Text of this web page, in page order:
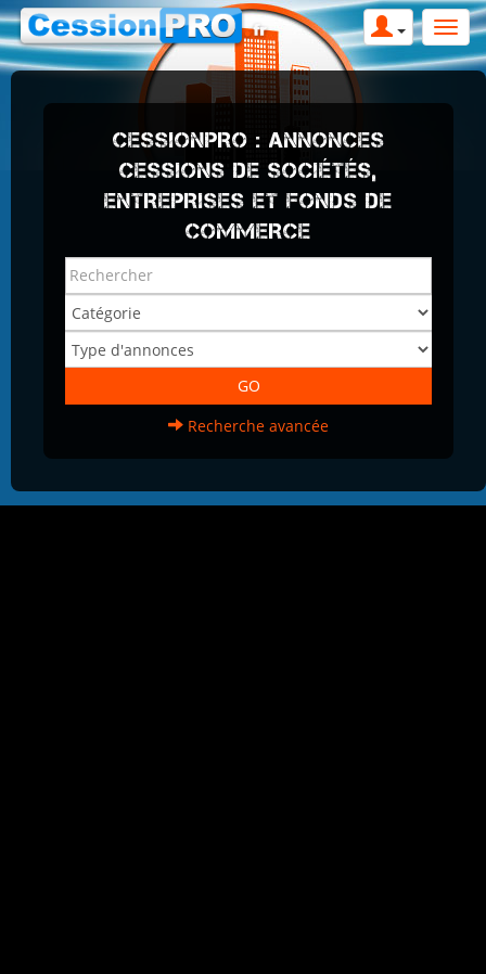
CESSIONPRO : ANNONCES
CESSIONS DE SOCIÉTÉS,
ENTREPRISES ET FONDS DE
COMMERCE
Recherche avancée